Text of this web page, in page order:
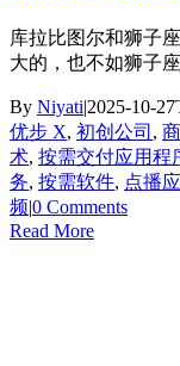
库拉比图尔和狮子
大的，也不如狮子
By Niyati|2025-10-
优步 X, 初创公司 ,
术, 按需交付应用程
务, 按需软件, 点播
频|0 Comments
Read More